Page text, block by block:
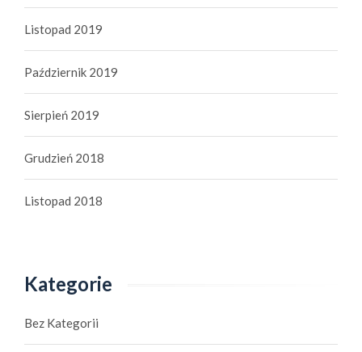
Listopad 2019
Październik 2019
Sierpień 2019
Grudzień 2018
Listopad 2018
Kategorie
Bez Kategorii